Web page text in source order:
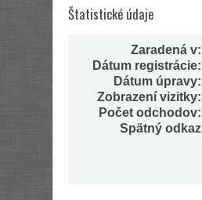
Štatistické údaje
Zaradená v:
Dátum registrácie:
Dátum úpravy:
Zobrazení vizitky:
Počet odchodov:
Spätný odkaz